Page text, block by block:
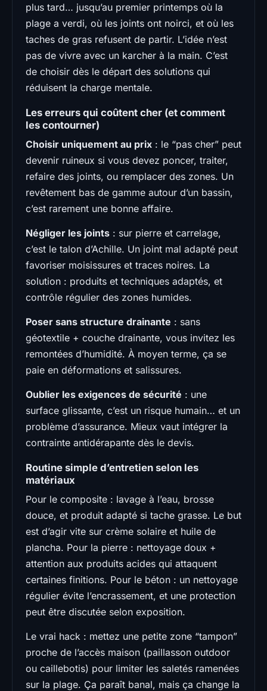
plus tard… jusqu’au premier printemps où la
plage a verdi, où les joints ont noirci, et où les
taches de gras refusent de partir. L’idée n’est
pas de vivre avec un karcher à la main. C’est
de choisir dès le départ des solutions qui
réduisent la charge mentale.
Les erreurs qui coûtent cher (et comment
les contourner)
Choisir uniquement au prix : le “pas cher” peut
devenir ruineux si vous devez poncer, traiter,
refaire des joints, ou remplacer des zones. Un
revêtement bas de gamme autour d’un bassin,
c’est rarement une bonne affaire.
Négliger les joints : sur pierre et carrelage,
c’est le talon d’Achille. Un joint mal adapté peut
favoriser moisissures et traces noires. La
solution : produits et techniques adaptés, et
contrôle régulier des zones humides.
Poser sans structure drainante : sans
géotextile + couche drainante, vous invitez les
remontées d’humidité. À moyen terme, ça se
paie en déformations et salissures.
Oublier les exigences de sécurité : une
surface glissante, c’est un risque humain… et un
problème d’assurance. Mieux vaut intégrer la
contrainte antidérapante dès le devis.
Routine simple d’entretien selon les
matériaux
Pour le composite : lavage à l’eau, brosse
douce, et produit adapté si tache grasse. Le but
est d’agir vite sur crème solaire et huile de
plancha. Pour la pierre : nettoyage doux +
attention aux produits acides qui attaquent
certaines finitions. Pour le béton : un nettoyage
régulier évite l’encrassement, et une protection
peut être discutée selon exposition.
Le vrai hack : mettez une petite zone “tampon”
proche de l’accès maison (paillasson outdoor
ou caillebotis) pour limiter les saletés ramenées
sur la plage. Ça paraît banal, mais ça change la